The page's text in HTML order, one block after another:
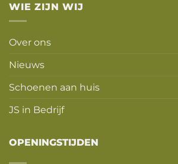
WIE ZIJN WIJ
Over ons
Nieuws
Schoenen aan huis
JS in Bedrijf
OPENINGSTIJDEN